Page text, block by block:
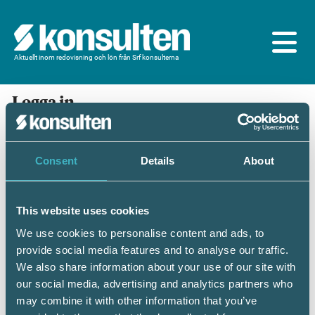
Consent Details About
This website uses cookies
We use cookies to personalise content and ads, to
provide social media features and to analyse our traffic.
We also share information about your use of our site with
our social media, advertising and analytics partners who
may combine it with other information that you’ve
Aktuellt inom redovisning och lön från Srf konsulterna
Logga in
En prenumeration ingår för dig som är
medlem/ansluten till Srf konsulterna. Du loggar in
med BankID eller samma lösenord som du har på
Mobilt BankID
Personnummer(ÅÅÅÅMMDDNNNN)